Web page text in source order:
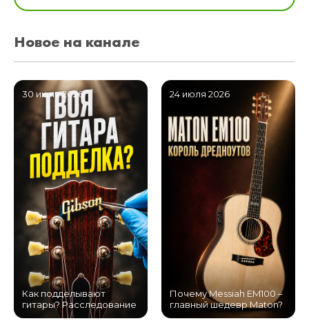
Новое на канале
30 июля 2026
Как подделывают
гитары? Расследование
24 июля 2026
Почему Messiah EM100 –
главный шедевр Maton?